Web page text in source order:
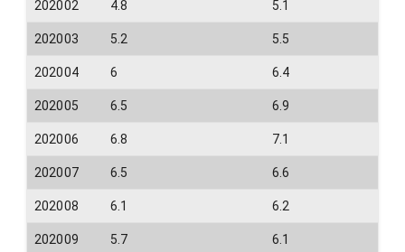
202002 4.8 5.1
202003 5.2 5.5
202004 6 6.4
202005 6.5 6.9
202006 6.8 7.1
202007 6.5 6.6
202008 6.1 6.2
202009 5.7 6.1